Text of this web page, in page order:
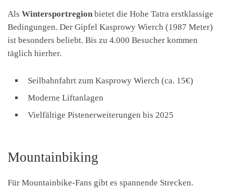
Als Wintersportregion bietet die Hohe Tatra erstklassige
Bedingungen. Der Gipfel Kasprowy Wierch (1987 Meter)
ist besonders beliebt. Bis zu 4.000 Besucher kommen
täglich hierher.
Seilbahnfahrt zum Kasprowy Wierch (ca. 15€)
Moderne Liftanlagen
Vielfältige Pistenerweiterungen bis 2025
Mountainbiking
Für Mountainbike-Fans gibt es spannende Strecken.